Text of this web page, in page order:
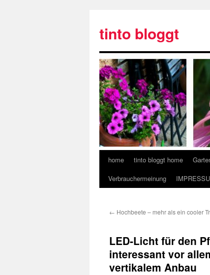
tinto bloggt
home tinto bloggt home
Verbrauchermeinung
← Hochbeete – mehr als ein cooler
LED-Licht für den
interessant vor
vertikalem Anbau